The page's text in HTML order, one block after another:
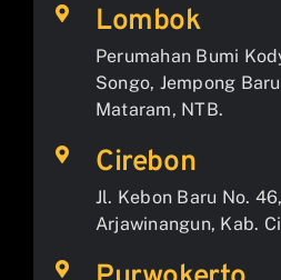
Lombok
Perumahan Bumi
Songo, Jempong
Mataram, NTB.
Cirebon
Jl. Kebon Baru No.
Arjawinangun, Kab.